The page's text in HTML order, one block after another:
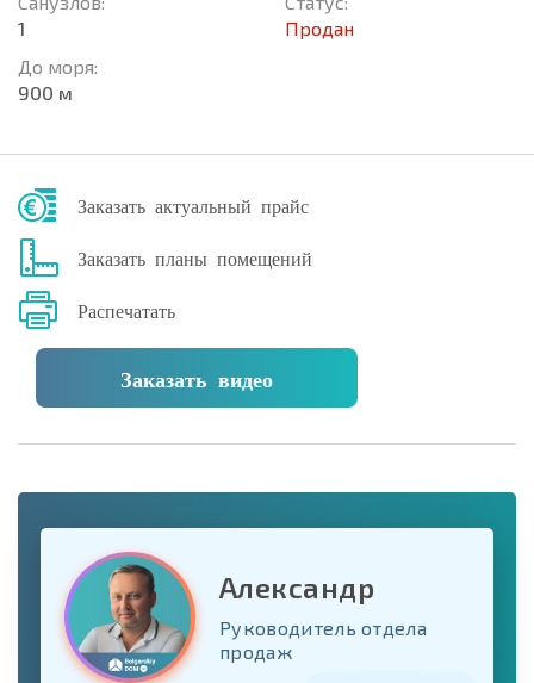
1
До моря:
900 м
Продан
Заказать актуальный прайс
Заказать планы помещений
Распечатать
Заказать видео
Александр
Руководитель отдела
продаж